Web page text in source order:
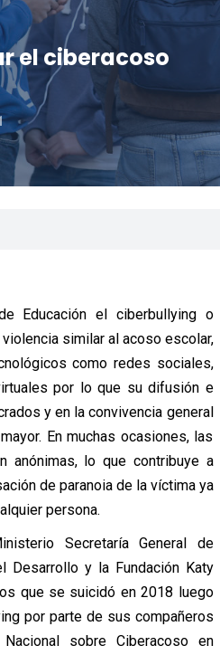
el ciberacoso
Educación el ciberbullying o
similar al acoso escolar,
como redes sociales,
por lo que su difusión e
y en la convivencia general
En muchas ocasiones, las
anónimas, lo que contribuye a
de paranoia de la víctima ya
persona.
Secretaría General de
Desarrollo y la Fundación Katy
que se suicidó en 2018 luego
por parte de sus compañeros
sobre Ciberacoso en